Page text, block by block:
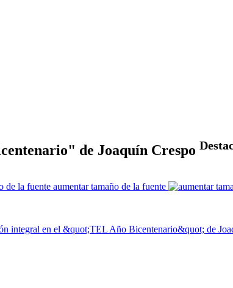
de Joaquín Crespo
aumentar tamaño de la fuente